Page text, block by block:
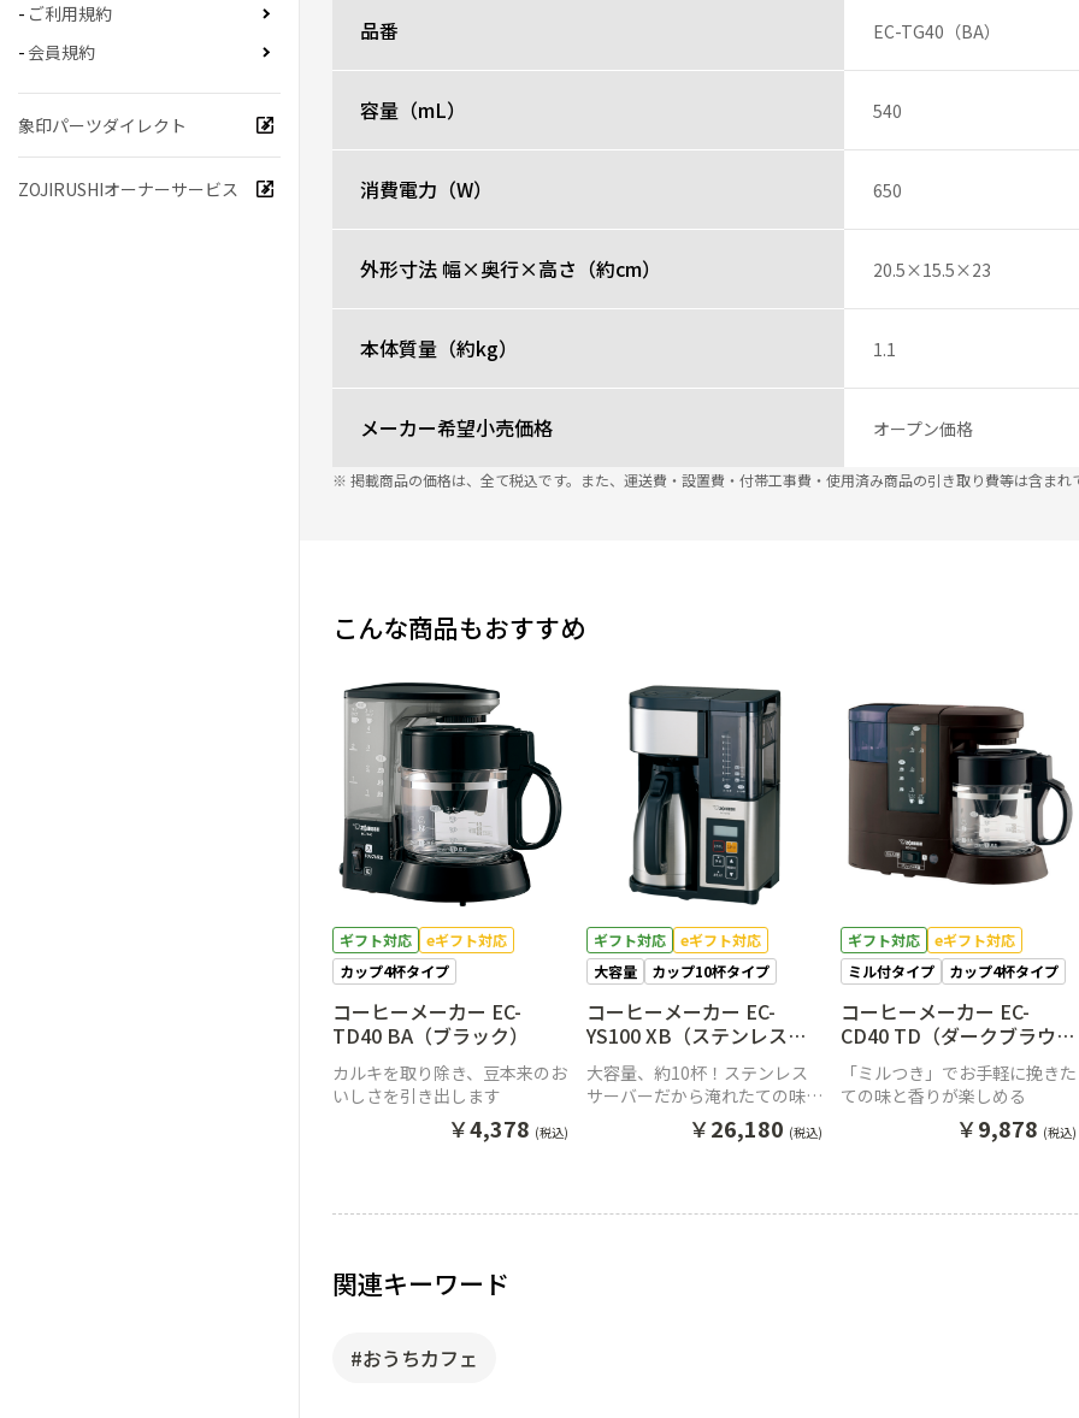
結局シンプルが良い
★★
価格もリーズナブルでコスパの良い商品ではないでしょうか。
0人が参考になった
品番 EC-TG40（BA）
容量（mL） 540
消費電力（W） 650
外形寸法 幅×奥行×高さ（約cm） 20.5×15.5×23
本体質量（約kg） 1.1
メーカー希望小売価格 オープン価格
※ 掲載商品の価格は、全て税込です。また、運送費・設置費・付帯工事費・使用済み商品の引き取り費等は含まれ
こんな商品もおすすめ
ギフト対応
eギフト対応
カップ4杯タイプ
コーヒーメーカー EC-
TD40 BA（ブラック）
カルキを取り除き、豆本来のお
いしさを引き出します
￥4,378 (税込)
ギフト対応
eギフト対応
大容量
カップ10杯タイプ
コーヒーメーカー EC-
YS100 XB（ステンレスブ
ラック）
大容量、約10杯！ステンレス
サーバーだから淹れたての味と
￥26,180 (税込)
ギフト対応
eギフト対応
ミル付タイプ
カップ4杯タイプ
コーヒーメーカー EC-
CD40 TD（ダークブラウ
ン）
「ミルつき」でお手軽に挽きた
ての味と香りが楽しめる
￥9,878 (税込)
関連キーワード
#おうちカフェ
ご利用規約
会員規約
象印パーツダイレクト
ZOJIRUSHIオーナーサービス